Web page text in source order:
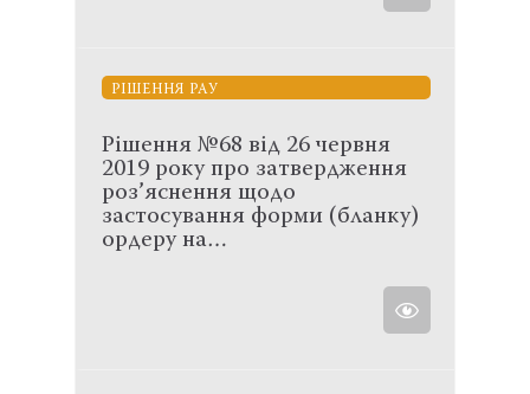
РІШЕННЯ РАУ
Рішення №68 від 26 червня
2019 року про затвердження
роз’яснення щодо
застосування форми (бланку)
ордеру на…